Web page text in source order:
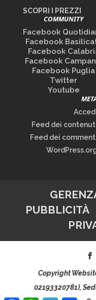
SCOPRI I PREZZI
COMMUNITY
Facebook
Facebook
Facebook
Facebook
Facebook Puglia
Twitter
Youtube
Feed dei
Feed dei
PUBBLICITÀ
Copyright
02193320781),